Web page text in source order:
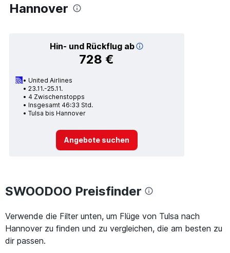
Hannover
Hin- und Rückflug ab
728 €
United Airlines
23.11.-25.11.
4 Zwischenstopps
Insgesamt 46:33 Std.
Tulsa bis Hannover
Angebote suchen
SWOODOO Preisfinder
Verwende die Filter unten, um Flüge von Tulsa nach
Hannover zu finden und zu vergleichen, die am besten zu
dir passen.